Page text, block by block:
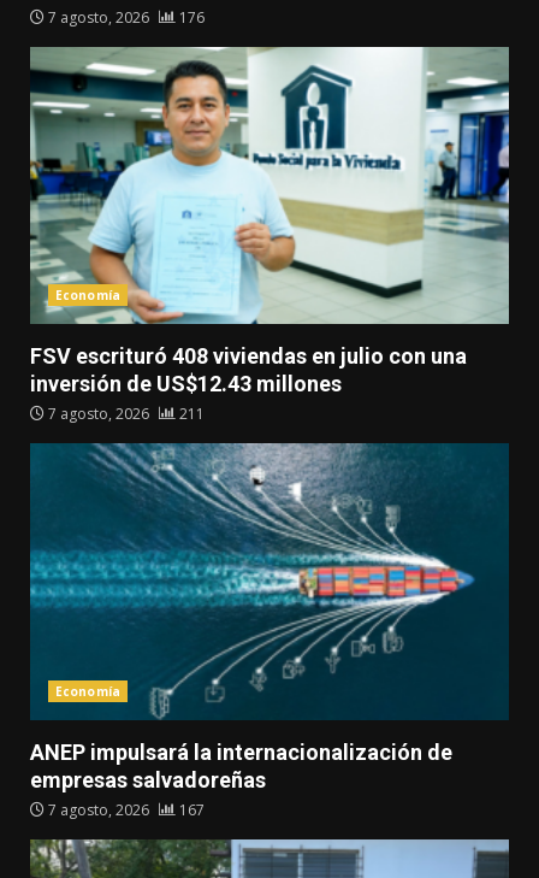
7 agosto, 2026 176
Economía
FSV escrituró 408 viviendas en julio con una
inversión de US$12.43 millones
7 agosto, 2026 211
Economía
ANEP impulsará la internacionalización de
empresas salvadoreñas
7 agosto, 2026 167